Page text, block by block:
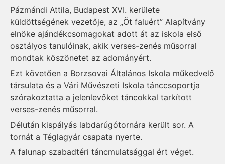
Pázmándi Attila, Budapest XVI. kerülete
küldöttségének vezetője, az „Öt faluért” Alapítvány
elnöke ajándékcsomagokat adott át az iskola első
osztályos tanulóinak, akik verses-zenés műsorral
mondtak köszönetet az adományért.
Ezt követően a Borzsovai Általános Iskola műkedvelő
társulata és a Vári Művészeti Iskola tánccsoportja
szórakoztatta a jelenlevőket táncokkal tarkított
verses-zenés műsorral.
Délután kispályás labdarúgótornára került sor. A
tornát a Téglagyár csapata nyerte.
A falunap szabadtéri táncmulatsággal ért véget.